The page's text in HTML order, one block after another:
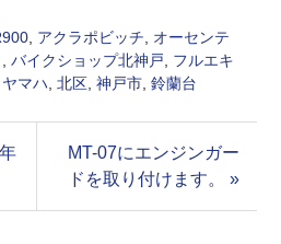
アクラポビッチ
オーセンテ
,バイクショップ北神戸
フルエキ
ヤマハ ,北区 ,神戸市 ,鈴蘭台
MT-07にエンジンガー
ドを取り付けます。 »